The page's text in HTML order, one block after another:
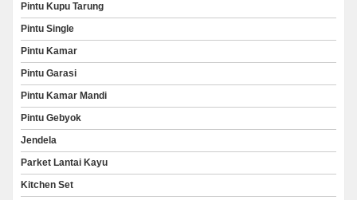
Pintu Kupu Tarung
Pintu Single
Pintu Kamar
Pintu Garasi
Pintu Kamar Mandi
Pintu Gebyok
Jendela
Parket Lantai Kayu
Kitchen Set